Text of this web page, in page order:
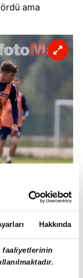
Hakkında
faaliyetlerinin
ama
birilerinin
ağam" diye